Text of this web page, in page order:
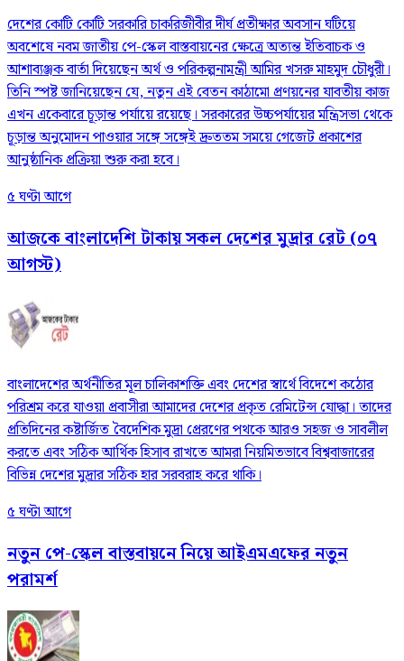
দেশের কোটি কোটি সরকারি চাকরিজীবীর দীর্ঘ প্রতীক্ষার অবসান ঘটিয়ে
অবশেষে নবম জাতীয় পে-স্কেল বাস্তবায়নের ক্ষেত্রে অত্যন্ত ইতিবাচক ও
আশাব্যঞ্জক বার্তা দিয়েছেন অর্থ ও পরিকল্পনামন্ত্রী আমির খসরু মাহমুদ চৌধুরী।
তিনি স্পষ্ট জানিয়েছেন যে, নতুন এই বেতন কাঠামো প্রণয়নের যাবতীয় কাজ
এখন একেবারে চূড়ান্ত পর্যায়ে রয়েছে। সরকারের উচ্চপর্যায়ের মন্ত্রিসভা থেকে
চূড়ান্ত অনুমোদন পাওয়ার সঙ্গে সঙ্গেই দ্রুততম সময়ে গেজেট প্রকাশের
আনুষ্ঠানিক প্রক্রিয়া শুরু করা হবে।
৫ ঘণ্টা আগে
আজকে বাংলাদেশি টাকায় সকল দেশের মুদ্রার রেট (০৭
আগস্ট)
বাংলাদেশের অর্থনীতির মূল চালিকাশক্তি এবং দেশের স্বার্থে বিদেশে কঠোর
পরিশ্রম করে যাওয়া প্রবাসীরা আমাদের দেশের প্রকৃত রেমিটেন্স যোদ্ধা। তাদের
প্রতিদিনের কষ্টার্জিত বৈদেশিক মুদ্রা প্রেরণের পথকে আরও সহজ ও সাবলীল
করতে এবং সঠিক আর্থিক হিসাব রাখতে আমরা নিয়মিতভাবে বিশ্ববাজারের
বিভিন্ন দেশের মুদ্রার সঠিক হার সরবরাহ করে থাকি।
৫ ঘণ্টা আগে
নতুন পে-স্কেল বাস্তবায়নে নিয়ে আইএমএফের নতুন
পরামর্শ